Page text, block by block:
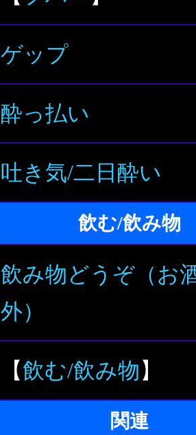
ゲップ
酔っ払い
吐き気/二日酔い
飲む/飲み物
飲み物どうぞ（お
外）
【飲む/飲み物】
関連